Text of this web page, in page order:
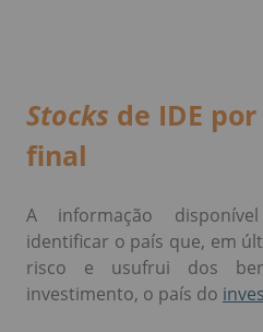
Stocks de IDE
final
A informação
identificar o país que, em
risco e usufrui dos
investimento, o país do